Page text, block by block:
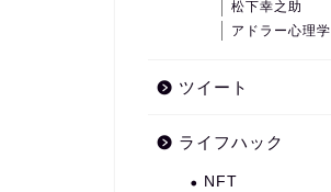
松下幸之助
アドラー心理学
ツイート
ライフハック
NFT